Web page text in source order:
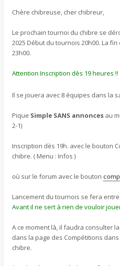
Chère chibreuse, cher chibreur,
Le prochain tournoi du chibre se
2025 Début du tournois 20h00. La
23h00.
Attention Inscription dès 19 heures !!
Il se jouera avec 8 équipes dans la
Pique Simple SANS annonces au
2-1)
Inscription dès 19h. avec le bouton
chibre. ( Menu : Infos )
où sur le forum avec le bouton
Lancement du tournois se fera entre
Avant il ne sert à rien de vouloir
A ce moment là, il faudra consulter
dans la page des Compétitions
chibre.